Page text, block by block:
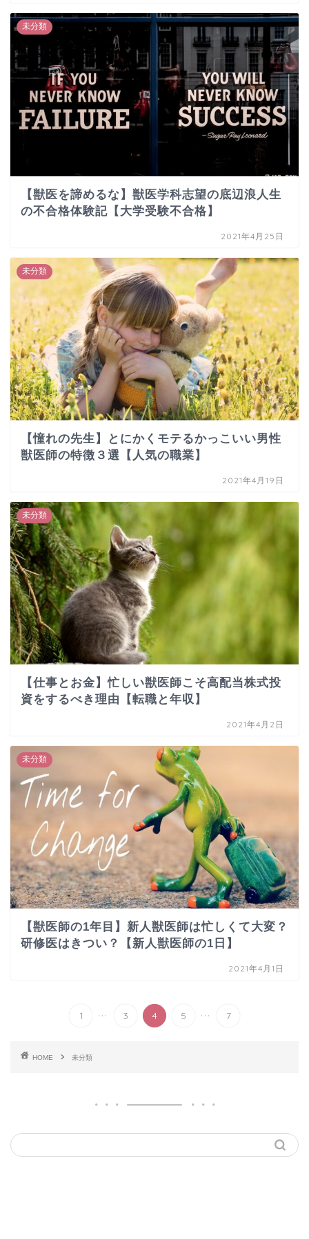
未分類
【獣医を諦めるな】獣医学科志望の底辺浪人生
の不合格体験記【大学受験不合格】
2021年4月25日
未分類
【憧れの先生】とにかくモテるかっこいい男性
獣医師の特徴３選【人気の職業】
2021年4月19日
未分類
【仕事とお金】忙しい獣医師こそ高配当株式投
資をするべき理由【転職と年収】
2021年4月2日
未分類
【獣医師の1年目】新人獣医師は忙しくて大変？
研修医はきつい？【新人獣医師の1日】
2021年4月1日
1 ... 3 4 5 ... 7
HOME 未分類